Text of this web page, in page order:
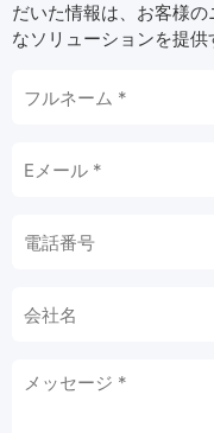
だいた情報は、お客様
なソリューションを提供